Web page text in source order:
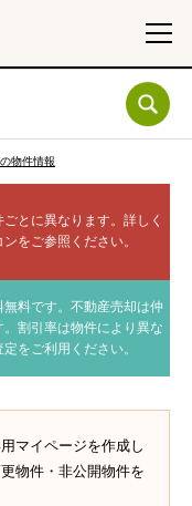
物件情報
とに異なります。 詳しく
をご参照ください。
料です。 不動産売却は仲
割引率は物件により異な
をご利用ください。
マイページを作成し
物件・非公開物件を